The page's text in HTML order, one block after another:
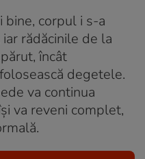
bine, corpul i s-a
rădăcinile de la
încât
degetele.
va continua
va reveni complet,